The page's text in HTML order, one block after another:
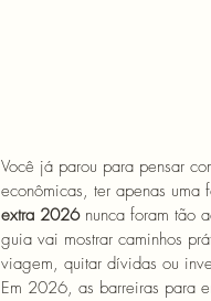
Você já parou para pensar
econômicas, ter apenas uma
extra 2026 nunca foram tão
guia vai mostrar caminhos
viagem, quitar dívidas ou
Em 2026, as barreiras para